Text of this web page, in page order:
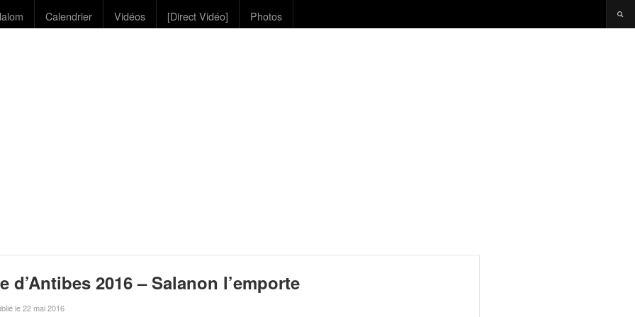
Calendrier Vidéos [Direct Vidéo] Photos
d’Antibes 2016 – Salanon l’emporte
le 22 mai 2016